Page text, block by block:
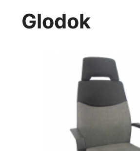
Glodok